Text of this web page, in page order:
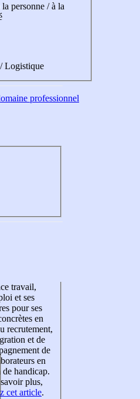
la personne / à la
Logistique
professionnel
travail,
et ses
pour ses
en
recrutement,
et de
de
en
de handicap.
plus,
cet article.